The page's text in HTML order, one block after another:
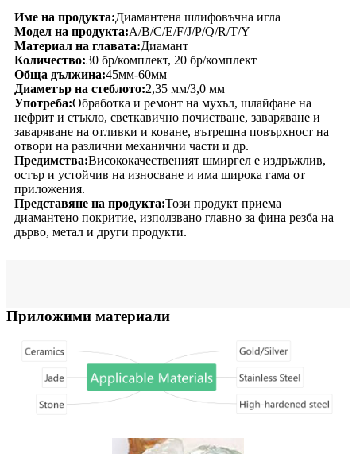
Име на продукта:Диамантена шлифовъчна игла
Модел на продукта:A/B/C/E/F/J/P/Q/R/T/Y
Материал на главата:Диамант
Количество:30 бр/комплект, 20 бр/комплект
Обща дължина:45мм-60мм
Диаметър на стеблото:2,35 мм/3,0 мм
Употреба:Обработка и ремонт на мухъл, шлайфане на
нефрит и стъкло, светкавично почистване, заваряване и
заваряване на отливки и коване, вътрешна повърхност на
отвори на различни механични части и др.
Предимства:Висококачественият шмиргел е издръжлив,
остър и устойчив на износване и има широка гама от
приложения.
Представяне на продукта:Този продукт приема
диамантено покритие, използвано главно за фина резба на
дърво, метал и други продукти.
Приложими материали